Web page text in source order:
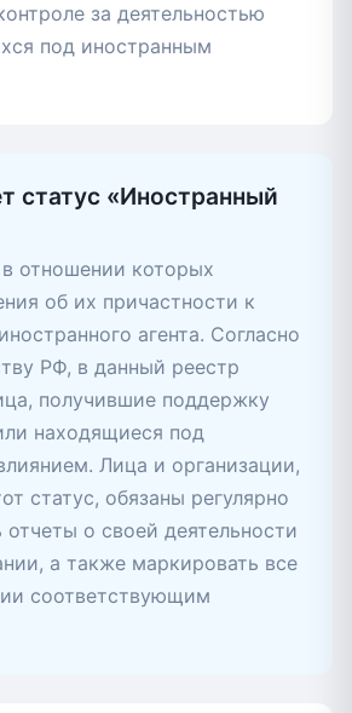
за деятельностью
под иностранным
статус «Иностранный
отношении которых
об их причастности к
агента. Согласно
РФ, в данный реестр
получившие поддержку
находящиеся под
Лица и организации,
статус, обязаны регулярно
отчеты о своей деятельности
а также маркировать все
соответствующим